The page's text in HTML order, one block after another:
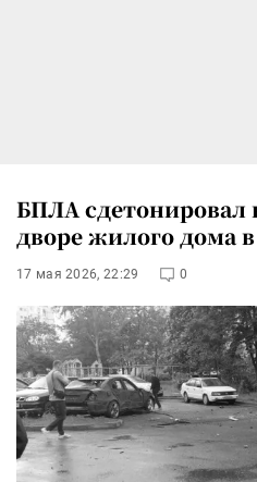
БПЛА сдетонировал
дворе жилого дома
17 мая 2026, 22:29 0